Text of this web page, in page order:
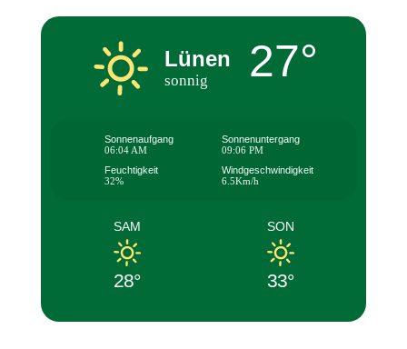
Lünen
sonnig 27°
Sonnenaufgang
06:04 AM
Sonnenuntergang
09:06 PM
Feuchtigkeit
32%
Windgeschwindigkeit
6.5Km/h
SAM
28°
SON
33°